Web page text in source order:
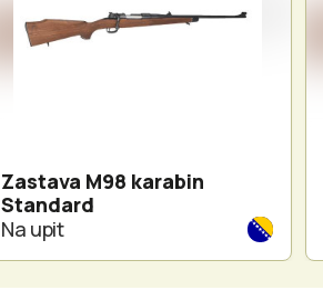
Zastava M98 karabin
Standard
Na upit